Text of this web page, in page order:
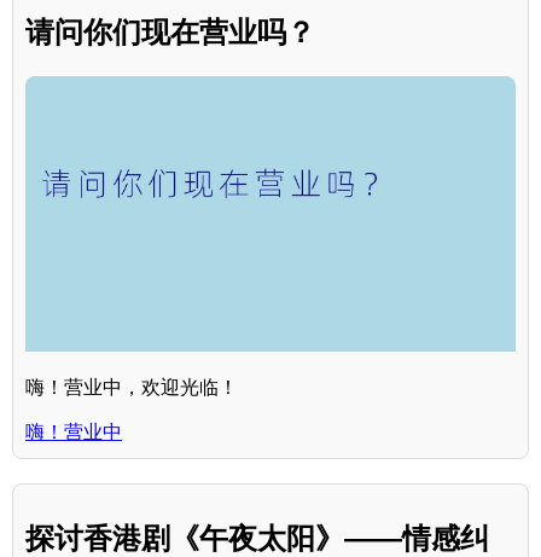
请问你们现在营业吗？
嗨！营业中，欢迎光临！
嗨！营业中
探讨香港剧《午夜太阳》——情感纠